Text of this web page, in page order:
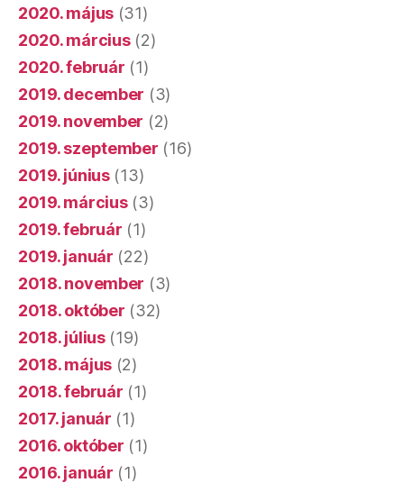
2020. május (31)
2020. március(2)
2020. február (1)
2019. december (3)
2019. november (2)
2019. szeptember (16)
2019. június(13)
2019. március(3)
2019. február (1)
2019. január (22)
2018. november (3)
2018. október (32)
2018. július(19)
2018. május (2)
2018. február (1)
2017. január (1)
2016. október (1)
2016. január (1)